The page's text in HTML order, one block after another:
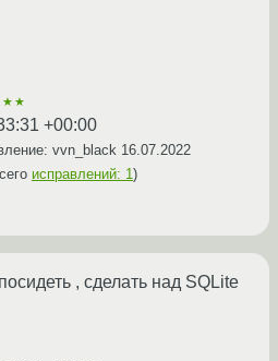
+00:00
vvn_black 16.07.2022
исправлений: 1)
, сделать над SQLite